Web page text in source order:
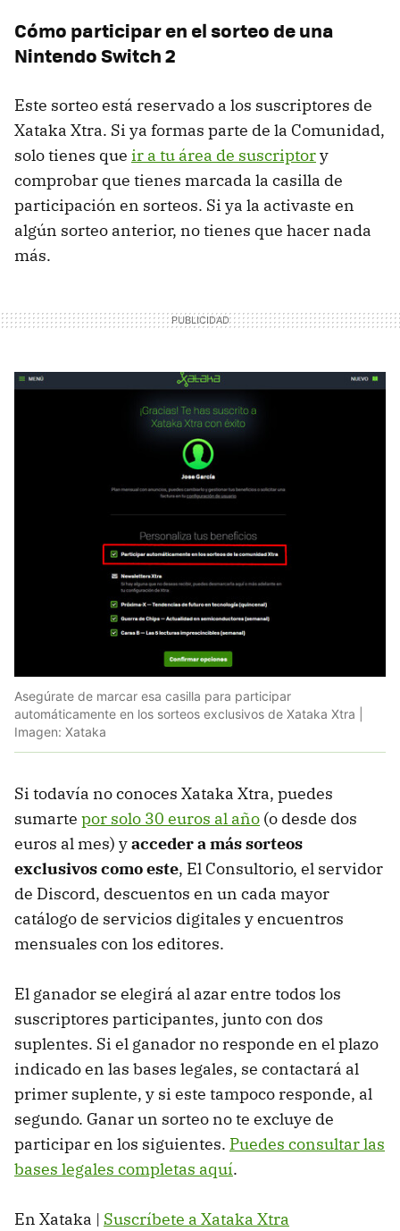
Cómo participar en el sorteo de una
Nintendo Switch 2
Este sorteo está reservado a los suscriptores de
Xataka Xtra. Si ya formas parte de la Comunidad,
solo tienes que ir a tu área de suscriptory
comprobar que tienes marcada la casilla de
participación en sorteos. Si ya la activaste en
algún sorteo anterior, no tienes que hacer nada
más.
Asegúrate de marcar esa casilla para participar
automáticamente en los sorteos exclusivos de Xataka Xtra |
Imagen: Xataka
Si todavía no conoces Xataka Xtra, puedes
sumarte por solo 30 euros al año (o desde dos
euros al mes) yacceder a más sorteos
exclusivos como este, El Consultorio, el servidor
de Discord, descuentos en un cada mayor
catálogo de servicios digitales y encuentros
mensuales con los editores.
El ganador se elegirá al azar entre todos los
suscriptores participantes, junto con dos
suplentes. Si el ganador no responde en el plazo
indicado en las bases legales, se contactará al
primer suplente, y si este tampoco responde, al
segundo. Ganar un sorteo no te excluye de
participar en los siguientes. Puedes consultar las
bases legales completas aquí.
En Xataka | Suscríbete a Xataka Xtra